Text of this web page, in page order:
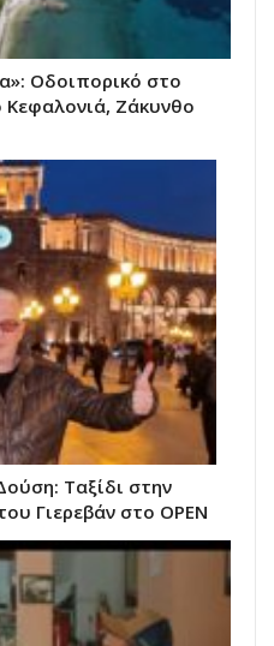
Οδοιπορικό στο
Κεφαλονιά, Ζάκυνθο
Ταξίδι στην
Γιερεβάν στο OPEN